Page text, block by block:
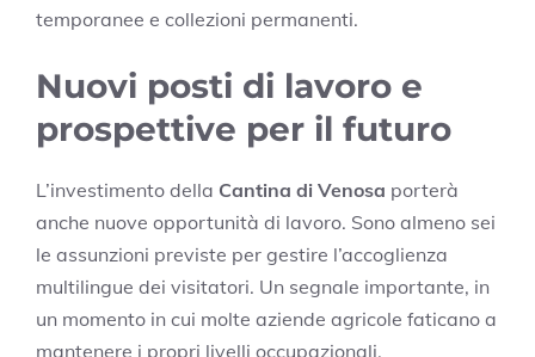
temporanee e collezioni permanenti.
Nuovi posti di lavoro e
prospettive per il futuro
L’investimento della Cantina di Venosa porterà
anche nuove opportunità di lavoro. Sono almeno sei
le assunzioni previste per gestire l’accoglienza
multilingue dei visitatori. Un segnale importante, in
un momento in cui molte aziende agricole faticano a
mantenere i propri livelli occupazionali.